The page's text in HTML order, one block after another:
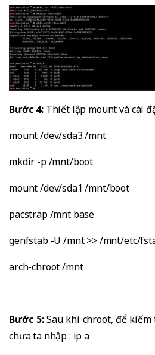
Bước 4: Thiết lập mount và cài
mount /dev/sda3 /mnt
mkdir -p /mnt/boot
mount /dev/sda1 /mnt/boot
pacstrap /mnt base
genfstab -U /mnt >> /mnt/etc/
arch-chroot /mnt
Bước 5:Sau khi chroot, để kiếm
chưa ta nhập : ip a